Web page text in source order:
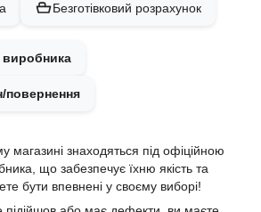
Безготівковий розрахунок
виробника
повернення
магазині знаходяться під офіційною
що забезпечує їхню якість та
бути впевнені у своєму виборі!